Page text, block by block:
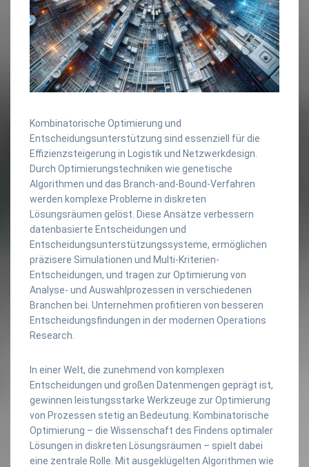
Kombinatorische Optimierung und
Entscheidungsunterstützung sind essenziell für die
Effizienzsteigerung in Logistik und Netzwerkdesign.
Durch Optimierungstechniken wie genetische
Algorithmen und das Branch-and-Bound-Verfahren
werden komplexe Probleme in diskreten
Lösungsräumen gelöst. Diese Ansätze verbessern
datenbasierte Entscheidungen und
Entscheidungsunterstützungssysteme, ermöglichen
präzisere Simulationen und Multi-Kriterien-
Entscheidungen, und tragen zur Optimierung von
Analyse- und Auswahlprozessen in verschiedenen
Branchen bei. Unternehmen profitieren von besseren
Entscheidungsfindungen in der modernen Operations
Research.
In einer Welt, die zunehmend von komplexen
Entscheidungen und großen Datenmengen geprägt ist,
gewinnen leistungsstarke Werkzeuge zur Optimierung
von Prozessen stetig an Bedeutung. Kombinatorische
Optimierung – die Wissenschaft des Findens optimaler
Lösungen in diskreten Lösungsräumen – spielt dabei
eine zentrale Rolle. Mit ausgeklügelten Algorithmen wie